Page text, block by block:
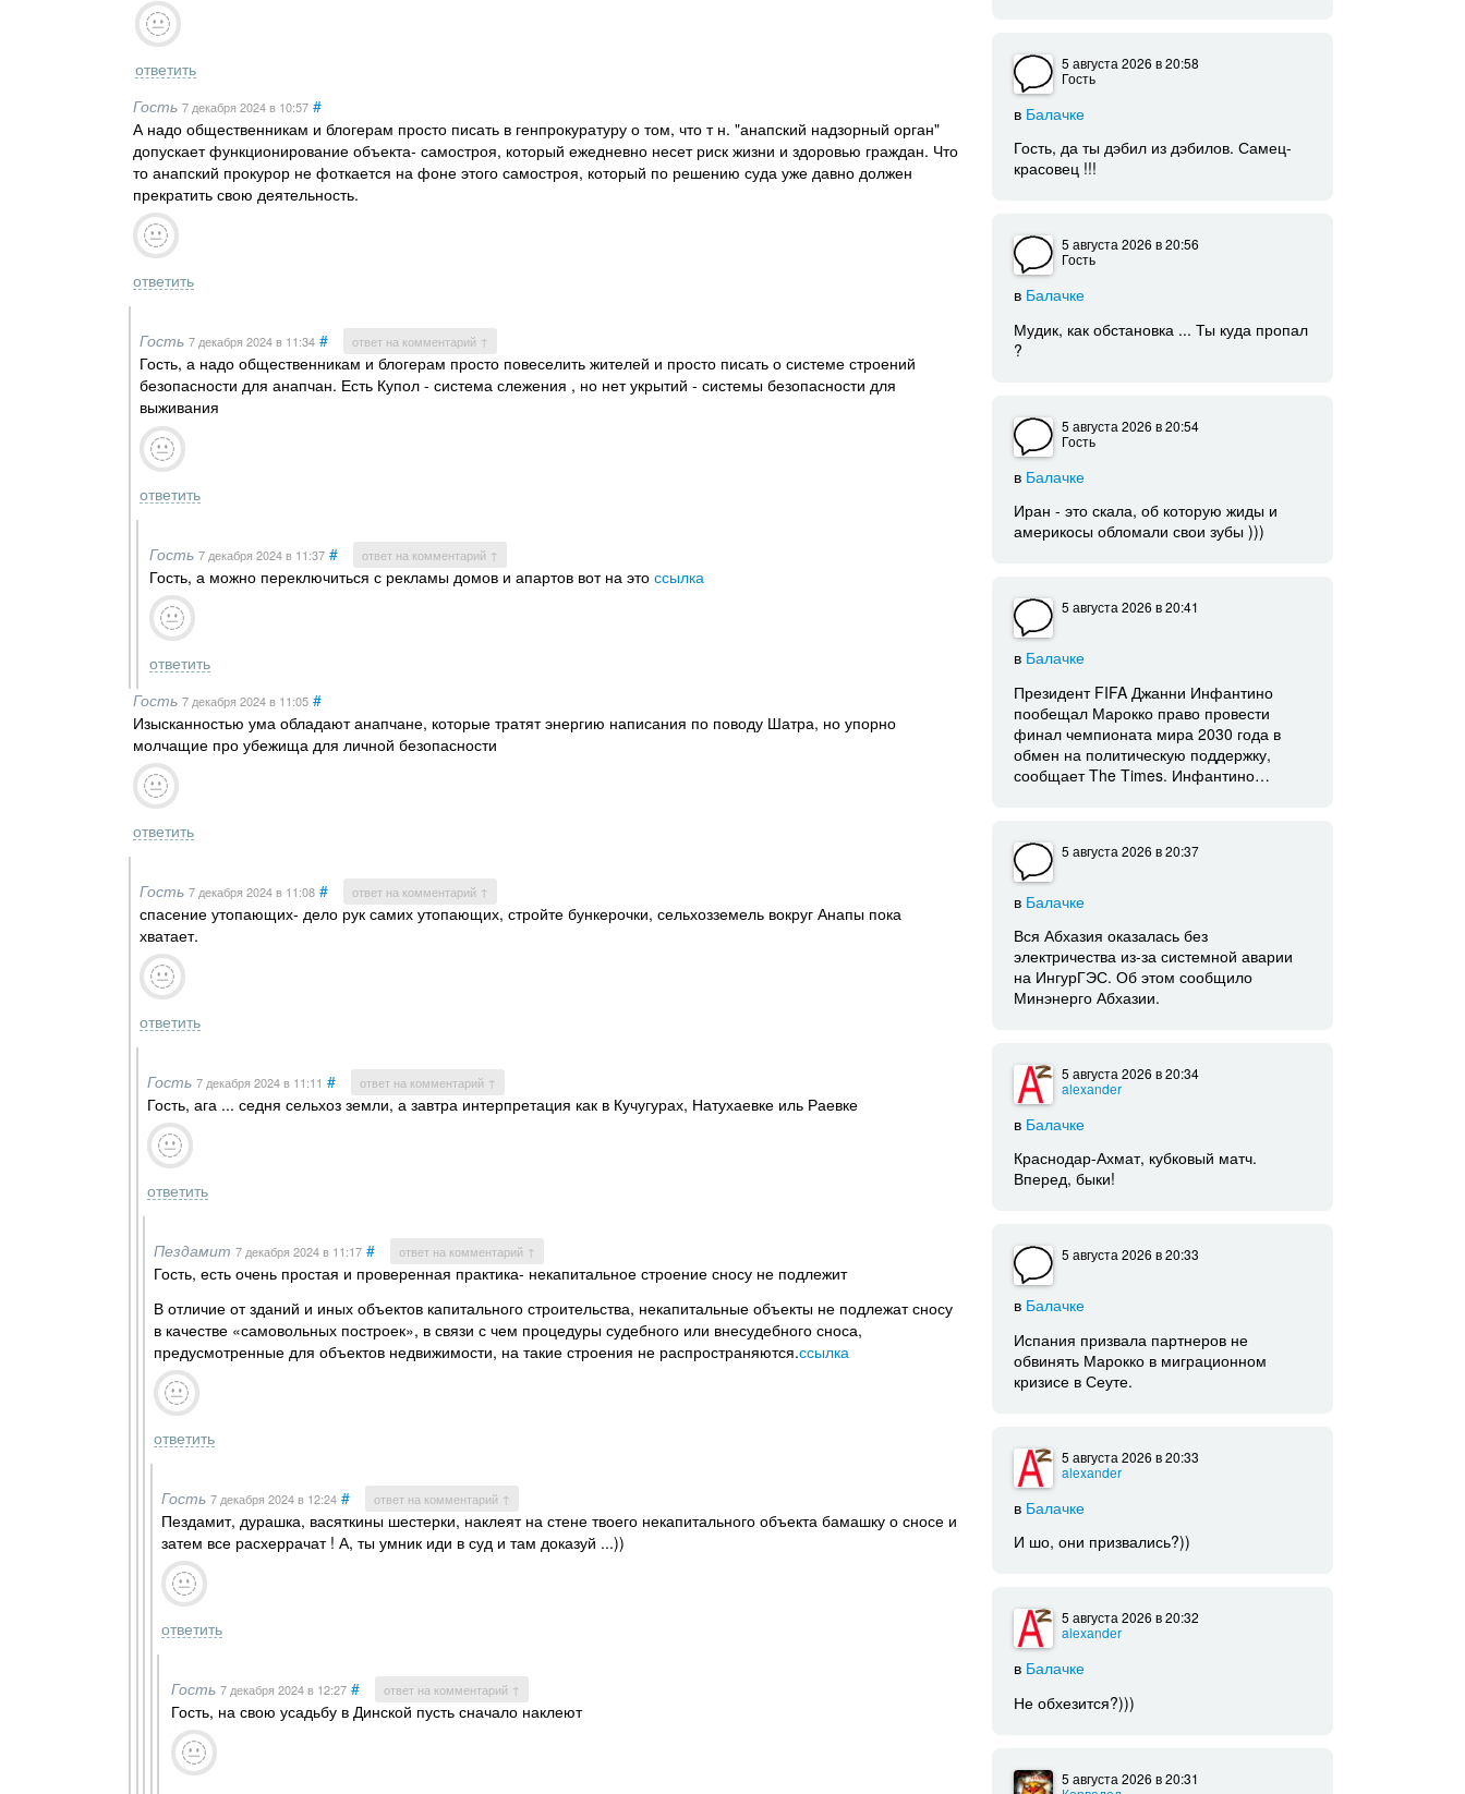
ответить
Гость 7 декабря 2024в 10:57 #
А надо общественникам и блогерам просто писать в генпрокуратуру о том, что т н. "анапский надзорный орган"
допускает функционирование объекта- самостроя, который ежедневно несет риск жизни и здоровью граждан. Что
то анапский прокурор не фоткается на фоне этого самостроя, который по решению суда уже давно должен
прекратить свою деятельность.
ответить
Гость 7 декабря 2024в 11:34 # ответ на комментарий ↑
Гость, а надо общественникам и блогерам просто повеселить жителей и просто писать о системе строений
безопасности для анапчан. Есть Купол - система слежения , но нет укрытий - системы безопасности для
выживания
ответить
Гость 7 декабря 2024в 11:37 # ответ на комментарий ↑
Гость, а можно переключиться с рекламы домов и апартов вот на это ссылка
ответить
Гость 7 декабря 2024в 11:05 #
Изысканностью ума обладают анапчане, которые тратят энергию написания по поводу Шатра, но упорно
молчащие про убежища для личной безопасности
ответить
Гость 7 декабря 2024в 11:08 # ответ на комментарий ↑
спасение утопающих- дело рук самих утопающих, стройте бункерочки, сельхозземель вокруг Анапы пока
хватает.
ответить
Гость 7 декабря 2024в 11:11 # ответ на комментарий ↑
Гость, ага ... седня сельхоз земли, а завтра интерпретация как в Кучугурах, Натухаевке иль Раевке
ответить
Пездамит 7 декабря 2024в 11:17 # ответ на комментарий ↑
Гость, есть очень простая и проверенная практика- некапитальное строение сносу не подлежит
В отличие от зданий и иных объектов капитального строительства, некапитальные объекты не подлежат сносу
в качестве «самовольных построек», в связи с чем процедуры судебного или внесудебного сноса,
предусмотренные для объектов недвижимости, на такие строения не распространяются.ссылка
ответить
Гость 7 декабря 2024в 12:24 # ответ на комментарий ↑
Пездамит, дурашка, васяткины шестерки, наклеят на стене твоего некапитального объекта бамашку о сносе и
затем все расхеррачат ! А, ты умник иди в суд и там доказуй ...))
ответить
Гость 7 декабря 2024в 12:27 # ответ на комментарий ↑
Гость, на свою усадьбу в Динской пусть сначало наклеют
5 августа 2026в 20:58
Гость
в Балачке
Гость, да ты дэбил из дэбилов. Самец-
красовец !!!
5 августа 2026в 20:56
Гость
в Балачке
Мудик, как обстановка ... Ты куда пропал
?
5 августа 2026в 20:54
Гость
в Балачке
Иран - это скала, об которую жиды и
америкосы обломали свои зубы )))
5 августа 2026в 20:41
в Балачке
Президент FIFA Джанни Инфантино
пообещал Марокко право провести
финал чемпионата мира 2030 года в
обмен на политическую поддержку,
сообщает The Times. Инфантино…
5 августа 2026в 20:37
в Балачке
Вся Абхазия оказалась без
электричества из-за системной аварии
на ИнгурГЭС. Об этом сообщило
Минэнерго Абхазии.
5 августа 2026в 20:34
alеxаndеr
в Балачке
Краснодар-Ахмат, кубковый матч.
Вперед, быки!
5 августа 2026в 20:33
в Балачке
Испания призвала партнеров не
обвинять Марокко в миграционном
кризисе в Сеуте.
5 августа 2026в 20:33
alеxаndеr
в Балачке
И шо, они призвались?))
5 августа 2026в 20:32
alеxаndеr
в Балачке
Не обхезится?)))
5 августа 2026в 20:31